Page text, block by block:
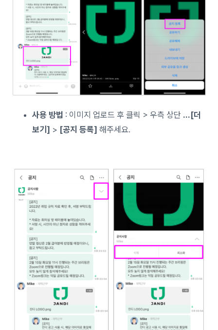
사용 방법 : 이미지 업로드 후 클릭 > 우측 상단 …[더
보기] > [공지 등록] 해주세요.